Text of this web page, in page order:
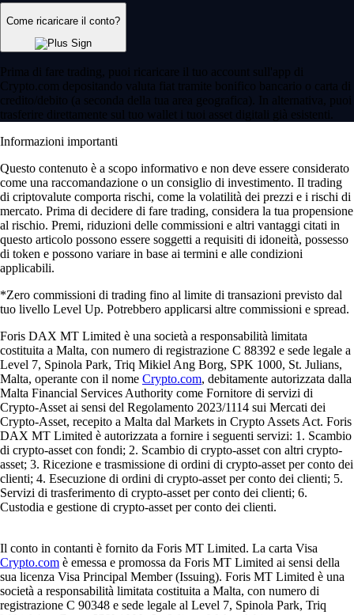
Come ricaricare il conto?
Prima di fare trading, puoi ricaricare il tuo account sull'app di
Crypto.com depositando valuta fiat tramite bonifico bancario o carta di
credito/debito (a seconda della tua area geografica). In alternativa, puoi
trasferire direttamente sul tuo wallet i tuoi asset digitali già esistenti.
Informazioni importanti
Questo contenuto è a scopo informativo e non deve essere considerato
come una raccomandazione o un consiglio di investimento. Il trading
di criptovalute comporta rischi, come la volatilità dei prezzi e i rischi di
mercato. Prima di decidere di fare trading, considera la tua propensione
al rischio. Premi, riduzioni delle commissioni e altri vantaggi citati in
questo articolo possono essere soggetti a requisiti di idoneità, possesso
di token e possono variare in base ai termini e alle condizioni
applicabili.
*Zero commissioni di trading fino al limite di transazioni previsto dal
tuo livello Level Up. Potrebbero applicarsi altre commissioni e spread.
Foris DAX MT Limited è una società a responsabilità limitata
costituita a Malta, con numero di registrazione C 88392 e sede legale a
Level 7, Spinola Park, Triq Mikiel Ang Borg, SPK 1000, St. Julians,
Malta, operante con il nome Crypto.com, debitamente autorizzata dalla
Malta Financial Services Authority come Fornitore di servizi di
Crypto-Asset ai sensi del Regolamento 2023/1114 sui Mercati dei
Crypto-Asset, recepito a Malta dal Markets in Crypto Assets Act. Foris
DAX MT Limited è autorizzata a fornire i seguenti servizi: 1. Scambio
di crypto-asset con fondi; 2. Scambio di crypto-asset con altri crypto-
asset; 3. Ricezione e trasmissione di ordini di crypto-asset per conto dei
clienti; 4. Esecuzione di ordini di crypto-asset per conto dei clienti; 5.
Servizi di trasferimento di crypto-asset per conto dei clienti; 6.
Custodia e gestione di crypto-asset per conto dei clienti.
Il conto in contanti è fornito da Foris MT Limited. La carta Visa
Crypto.com è emessa e promossa da Foris MT Limited ai sensi della
sua licenza Visa Principal Member (Issuing). Foris MT Limited è una
società a responsabilità limitata costituita a Malta, con numero di
registrazione C 90348 e sede legale al Level 7, Spinola Park, Triq